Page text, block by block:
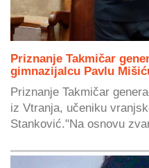
Priznanje Takmičar
gimnazijalcu Pavlu
Priznanje Takmičar
iz Vtranja, učeniku
Stanković."Na osnovu